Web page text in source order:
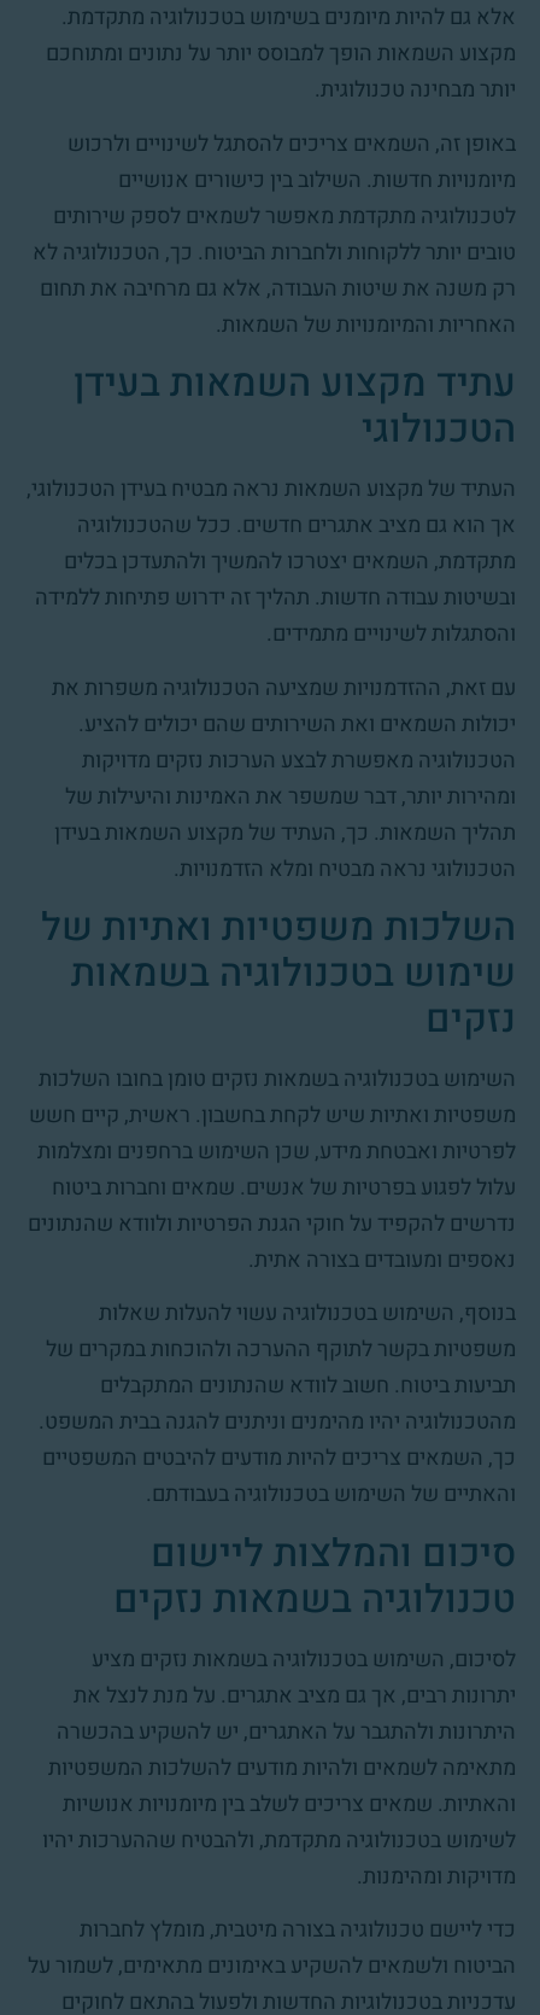
אלא גם להיות מיומנים בשימוש בטכנולוגיה מתקדמת.
מקצוע השמאות הופך למבוסס יותר על נתונים ומתוחכם
יותר מבחינה טכנולוגית.
באופן זה, השמאים צריכים להסתגל לשינויים ולרכוש
מיומנויות חדשות. השילוב בין כישורים אנושיים
לטכנולוגיה מתקדמת מאפשר לשמאים לספק שירותים
טובים יותר ללקוחות ולחברות הביטוח. כך, הטכנולוגיה לא
רק משנה את שיטות העבודה, אלא גם מרחיבה את תחום
האחריות והמיומנויות של השמאות.
עתיד מקצוע השמאות בעידן
הטכנולוגי
העתיד של מקצוע השמאות נראה מבטיח בעידן הטכנולוגי,
אך הוא גם מציב אתגרים חדשים. ככל שהטכנולוגיה
מתקדמת, השמאים יצטרכו להמשיך ולהתעדכן בכלים
ובשיטות עבודה חדשות. תהליך זה ידרוש פתיחות ללמידה
והסתגלות לשינויים מתמידים.
עם זאת, ההזדמנויות שמציעה הטכנולוגיה משפרות את
יכולות השמאים ואת השירותים שהם יכולים להציע.
הטכנולוגיה מאפשרת לבצע הערכות נזקים מדויקות
ומהירות יותר, דבר שמשפר את האמינות והיעילות של
תהליך השמאות. כך, העתיד של מקצוע השמאות בעידן
הטכנולוגי נראה מבטיח ומלא הזדמנויות.
השלכות משפטיות ואתיות של
שימוש בטכנולוגיה בשמאות
נזקים
השימוש בטכנולוגיה בשמאות נזקים טומן בחובו השלכות
משפטיות ואתיות שיש לקחת בחשבון. ראשית, קיים חשש
לפרטיות ואבטחת מידע, שכן השימוש ברחפנים ומצלמות
עלול לפגוע בפרטיות של אנשים. שמאים וחברות ביטוח
נדרשים להקפיד על חוקי הגנת הפרטיות ולוודא שהנתונים
נאספים ומעובדים בצורה אתית.
בנוסף, השימוש בטכנולוגיה עשוי להעלות שאלות
משפטיות בקשר לתוקף ההערכה ולהוכחות במקרים של
תביעות ביטוח. חשוב לוודא שהנתונים המתקבלים
מהטכנולוגיה יהיו מהימנים וניתנים להגנה בבית המשפט.
כך, השמאים צריכים להיות מודעים להיבטים המשפטיים
והאתיים של השימוש בטכנולוגיה בעבודתם.
סיכום והמלצות ליישום
טכנולוגיה בשמאות נזקים
לסיכום, השימוש בטכנולוגיה בשמאות נזקים מציע
יתרונות רבים, אך גם מציב אתגרים. על מנת לנצל את
היתרונות ולהתגבר על האתגרים, יש להשקיע בהכשרה
מתאימה לשמאים ולהיות מודעים להשלכות המשפטיות
והאתיות. שמאים צריכים לשלב בין מיומנויות אנושיות
לשימוש בטכנולוגיה מתקדמת, ולהבטיח שההערכות יהיו
מדויקות ומהימנות.
כדי ליישם טכנולוגיה בצורה מיטבית, מומלץ לחברות
הביטוח ולשמאים להשקיע באימונים מתאימים, לשמור על
עדכניות בטכנולוגיות החדשות ולפעול בהתאם לחוקים